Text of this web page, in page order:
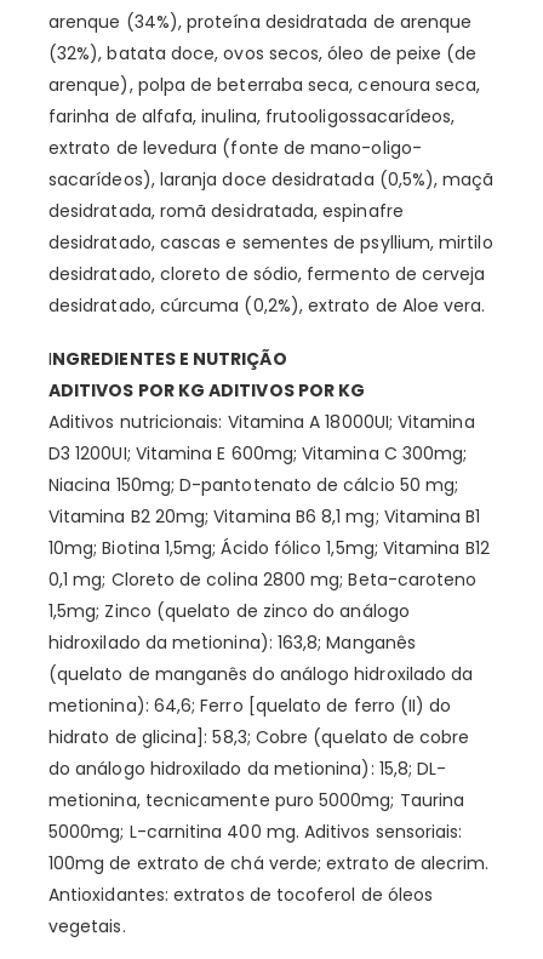
arenque (34%), proteína desidratada de arenque
(32%), batata doce, ovos secos, óleo de peixe (de
arenque), polpa de beterraba seca, cenoura seca,
farinha de alfafa, inulina, frutooligossacarídeos,
extrato de levedura (fonte de mano-oligo-
sacarídeos), laranja doce desidratada (0,5%), maçã
desidratada, romã desidratada, espinafre
desidratado, cascas e sementes de psyllium, mirtilo
desidratado, cloreto de sódio, fermento de cerveja
desidratado, cúrcuma (0,2%), extrato de Aloe vera.
INGREDIENTES E NUTRIÇÃO
ADITIVOS POR KG ADITIVOS POR KG
Aditivos nutricionais: Vitamina A 18000UI; Vitamina
D3 1200UI; Vitamina E 600mg; Vitamina C 300mg;
Niacina 150mg; D-pantotenato de cálcio 50 mg;
Vitamina B2 20mg; Vitamina B6 8,1 mg; Vitamina B1
10mg; Biotina 1,5mg; Ácido fólico 1,5mg; Vitamina B12
0,1 mg; Cloreto de colina 2800 mg; Beta-caroteno
1,5mg; Zinco (quelato de zinco do análogo
hidroxilado da metionina): 163,8; Manganês
(quelato de manganês do análogo hidroxilado da
metionina): 64,6; Ferro [quelato de ferro (II) do
hidrato de glicina]: 58,3; Cobre (quelato de cobre
do análogo hidroxilado da metionina): 15,8; DL-
metionina, tecnicamente puro 5000mg; Taurina
5000mg; L-carnitina 400 mg. Aditivos sensoriais:
100mg de extrato de chá verde; extrato de alecrim.
Antioxidantes: extratos de tocoferol de óleos
vegetais.